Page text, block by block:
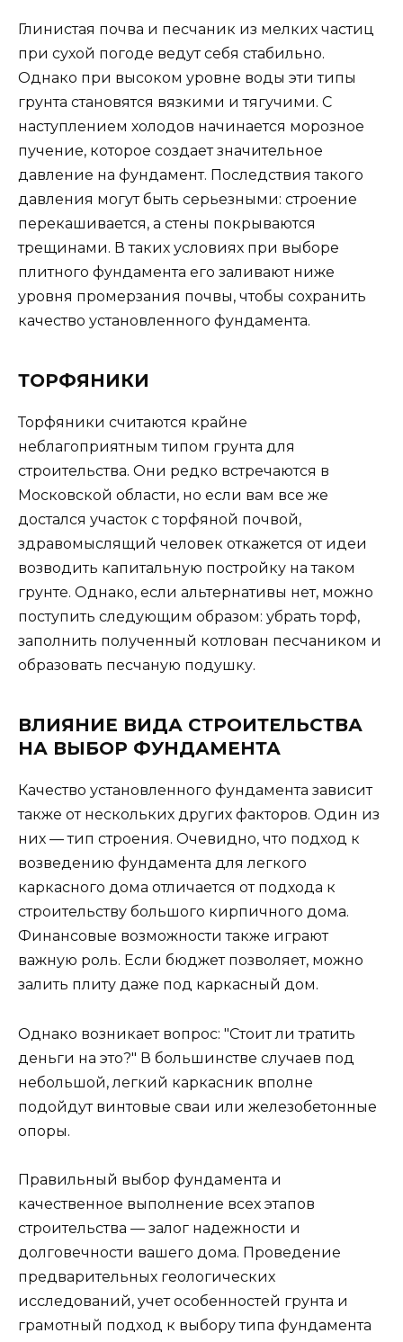
Глинистая почва и песчаник из мелких частиц
при сухой погоде ведут себя стабильно.
Однако при высоком уровне воды эти типы
грунта становятся вязкими и тягучими. С
наступлением холодов начинается морозное
пучение, которое создает значительное
давление на фундамент. Последствия такого
давления могут быть серьезными: строение
перекашивается, а стены покрываются
трещинами. В таких условиях при выборе
плитного фундамента его заливают ниже
уровня промерзания почвы, чтобы сохранить
качество установленного фундамента.
ТОРФЯНИКИ
Торфяники считаются крайне
неблагоприятным типом грунта для
строительства. Они редко встречаются в
Московской области, но если вам все же
достался участок с торфяной почвой,
здравомыслящий человек откажется от идеи
возводить капитальную постройку на таком
грунте. Однако, если альтернативы нет, можно
поступить следующим образом: убрать торф,
заполнить полученный котлован песчаником и
образовать песчаную подушку.
ВЛИЯНИЕ ВИДА СТРОИТЕЛЬСТВА
НА ВЫБОР ФУНДАМЕНТА
Качество установленного фундамента зависит
также от нескольких других факторов. Один из
них — тип строения. Очевидно, что подход к
возведению фундамента для легкого
каркасного дома отличается от подхода к
строительству большого кирпичного дома.
Финансовые возможности также играют
важную роль. Если бюджет позволяет, можно
залить плиту даже под каркасный дом.
Однако возникает вопрос: "Стоит ли тратить
деньги на это?" В большинстве случаев под
небольшой, легкий каркасник вполне
подойдут винтовые сваи или железобетонные
опоры.
Правильный выбор фундамента и
качественное выполнение всех этапов
строительства — залог надежности и
долговечности вашего дома. Проведение
предварительных геологических
исследований, учет особенностей грунта и
грамотный подход к выбору типа фундамента